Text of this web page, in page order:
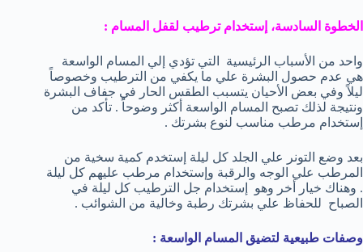
الخطوة السادسة، إستخدام ترطيب لقفل المسام :
واحد من الأسباب الرئيسية التي تؤدي إلي المسام الواسعة
هي عدم حصول البشرة علي ما يكفي من الترطيب وخصوصاً
ليلاً وفي بعض الأحيان يتسبب الطقس الحار في جفاف البشرة
ونتيجة لذلك تصبح المسام الواسعة أكثر وضوحاً . تأكد من
إستخدام مرطب مناسب لنوع بشرتك .
بعد وضع التونر علي الجلد كل ليلة إستخدم كمية سخية من
المرطب علي الوجه والرقبة وإستخدام مرطب عليهم كل ليلة
. وهناك خيار أخر وهو إستخدام جل الترطيب كل ليلة في
الصباح للحفاظ علي بشرتك رطبة وخالية من الشوائب .
وصفات طبيعية لتضيق المسام الواسعة :